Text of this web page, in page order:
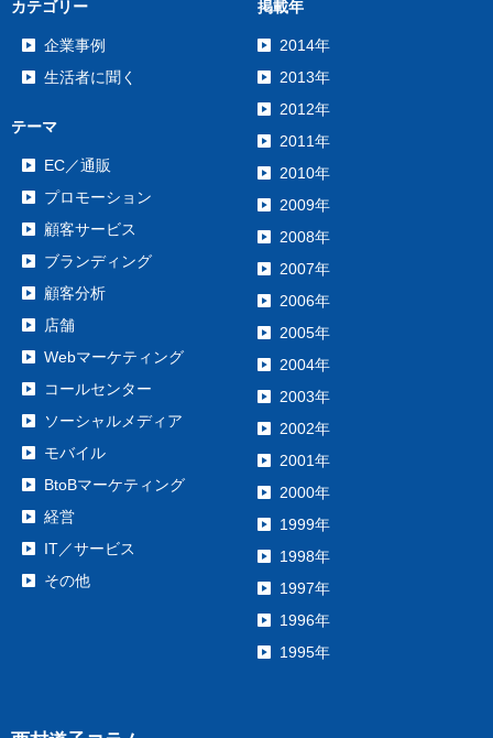
カテゴリー
企業事例
生活者に聞く
テーマ
EC／通販
プロモーション
顧客サービス
ブランディング
顧客分析
店舗
Webマーケティング
コールセンター
ソーシャルメディア
モバイル
BtoBマーケティング
経営
IT／サービス
その他
掲載年
2014年
2013年
2012年
2011年
2010年
2009年
2008年
2007年
2006年
2005年
2004年
2003年
2002年
2001年
2000年
1999年
1998年
1997年
1996年
1995年